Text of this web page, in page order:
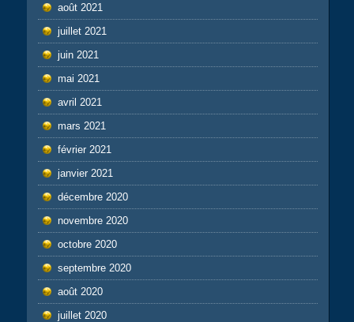
août 2021
juillet 2021
juin 2021
mai 2021
avril 2021
mars 2021
février 2021
janvier 2021
décembre 2020
novembre 2020
octobre 2020
septembre 2020
août 2020
juillet 2020